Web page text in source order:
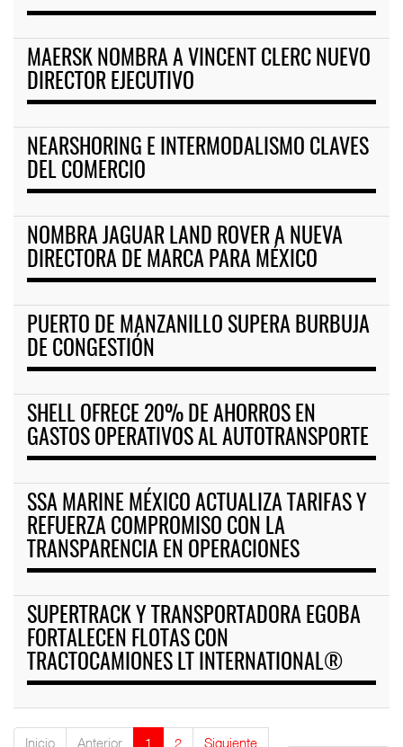
MAERSK NOMBRA A VINCENT CLERC NUEVO
DIRECTOR EJECUTIVO
NEARSHORING E INTERMODALISMO CLAVES
DEL COMERCIO
NOMBRA JAGUAR LAND ROVER A NUEVA
DIRECTORA DE MARCA PARA MÉXICO
PUERTO DE MANZANILLO SUPERA BURBUJA
DE CONGESTIÓN
SHELL OFRECE 20% DE AHORROS EN
GASTOS OPERATIVOS AL AUTOTRANSPORTE
SSA MARINE MÉXICO ACTUALIZA TARIFAS Y
REFUERZA COMPROMISO CON LA
TRANSPARENCIA EN OPERACIONES
SUPERTRACK Y TRANSPORTADORA EGOBA
FORTALECEN FLOTAS CON
TRACTOCAMIONES LT INTERNATIONAL®
Inicio Anterior 1 2
Siguiente